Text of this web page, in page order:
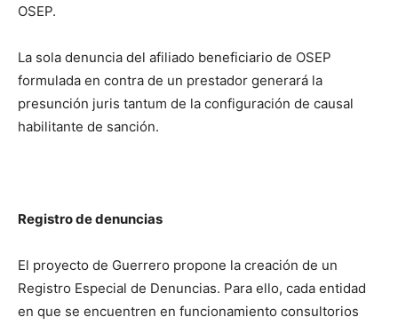
OSEP.
La sola denuncia del afiliado beneficiario de OSEP
formulada en contra de un prestador generará la
presunción juris tantum de la configuración de causal
habilitante de sanción.
Registro de denuncias
El proyecto de Guerrero propone la creación de un
Registro Especial de Denuncias. Para ello, cada entidad
en que se encuentren en funcionamiento consultorios